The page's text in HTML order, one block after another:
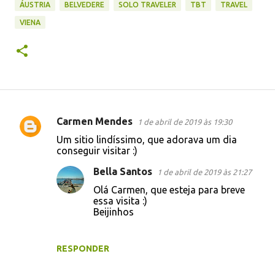
ÁUSTRIA BELVEDERE SOLO TRAVELER TBT TRAVEL
VIENA
C
Carmen Mendes 1 de abril de 2019 às 19:30
Um sitio lindíssimo, que adorava um dia
conseguir visitar :)
RESPONDER
Bella Santos 1 de abril de 2019 às 21:27
Olá Carmen, que esteja para breve
essa visita :)
Beijinhos